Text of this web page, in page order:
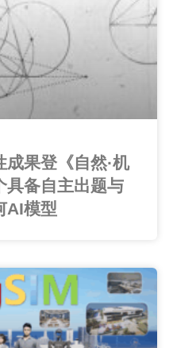
果登《自然·机
具备自主出题与
AI模型